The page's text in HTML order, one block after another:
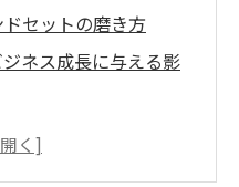
セットの磨き方
ネス成長に与える影
ットを築くための思